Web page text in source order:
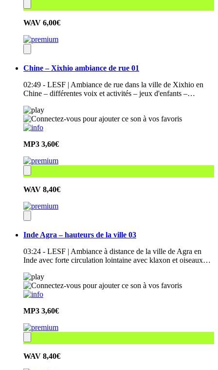
WAV 6,00€
Chine – Xixhio ambiance de rue 01
02:49 - LESF | Ambiance de rue dans la ville de Xixhio en
Chine – différentes voix et activités – jeux d'enfants –…
MP3 3,60€
WAV 8,40€
Inde Agra – hauteurs de la ville 03
03:24 - LESF | Ambiance à distance de la ville de Agra en
Inde avec forte circulation lointaine avec klaxon et oiseaux…
MP3 3,60€
WAV 8,40€